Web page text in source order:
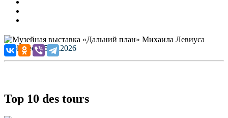
Published: 25.02.2026
Top 10 des tours